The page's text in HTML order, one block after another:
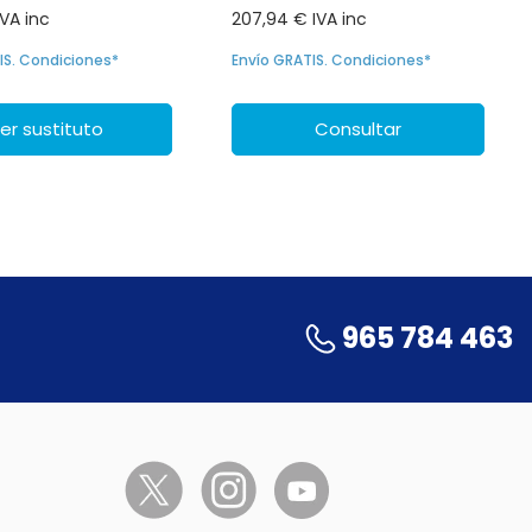
inc
Condiciones*
sustituto
207,94 € IVA inc
Envío GRATIS. Condiciones*
Consultar
965 784 463